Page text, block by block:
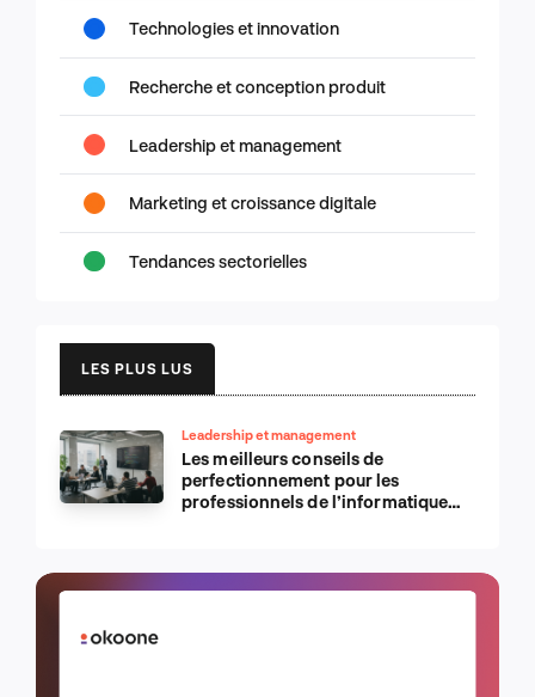
Technologies et innovation
Recherche et conception produit
Leadership et management
Marketing et croissance digitale
Tendances sectorielles
LES PLUS LUS
Leadership et management
Les meilleurs conseils de
perfectionnement pour les
professionnels de l’informatique